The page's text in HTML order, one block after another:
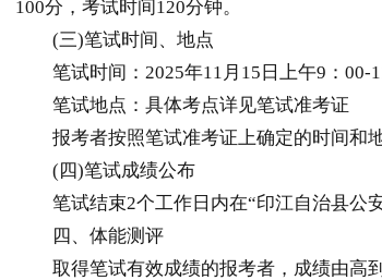
100分，考试时间120分钟。
(三)笔试时间、地点
笔试时间：2025年11月15日上午9：00-
笔试地点：具体考点详见笔试准考证
报考者按照笔试准考证上确定的时间和地
(四)笔试成绩公布
笔试结束2个工作日内在“印江自治县公安
四、体能测评
取得笔试有效成绩的报考者，成绩由高到